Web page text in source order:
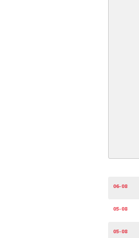
06-08
05-08
05-08